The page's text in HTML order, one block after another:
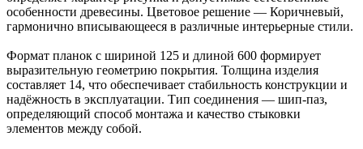
особенности древесины. Цветовое решение — Коричневый,
гармонично вписывающееся в различные интерьерные стили.
Формат планок с шириной 125 и длиной 600 формирует
выразительную геометрию покрытия. Толщина изделия
составляет 14, что обеспечивает стабильность конструкции и
надёжность в эксплуатации. Тип соединения — шип-паз,
определяющий способ монтажа и качество стыковки
элементов между собой.